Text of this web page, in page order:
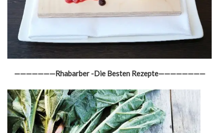
———————Rhabarber -Die Besten Rezepte————————